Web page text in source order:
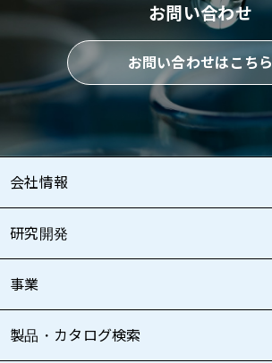
お問い合わせ
お問い合わせはこちら
会社情報
研究開発
事業
製品・カタログ検索